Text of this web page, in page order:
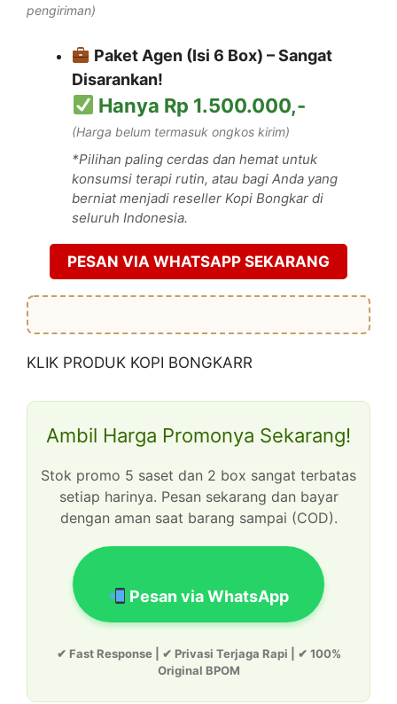
pengiriman)
Paket Agen (Isi 6 Box) – Sangat
Disarankan!
Hanya Rp 1.500.000,-
(Harga belum termasuk ongkos kirim)
*Pilihan paling cerdas dan hemat untuk
konsumsi terapi rutin, atau bagi Anda yang
berniat menjadi reseller Kopi Bongkar di
seluruh Indonesia.
PESAN VIA WHATSAPP SEKARANG
KLIK PRODUK KOPI BONGKARR
Ambil Harga Promonya Sekarang!
Stok promo 5 saset dan 2 box sangat terbatas
setiap harinya. Pesan sekarang dan bayar
dengan aman saat barang sampai (COD).
Pesan via WhatsApp
✔ Fast Response | ✔ Privasi Terjaga Rapi | ✔ 100%
Original BPOM